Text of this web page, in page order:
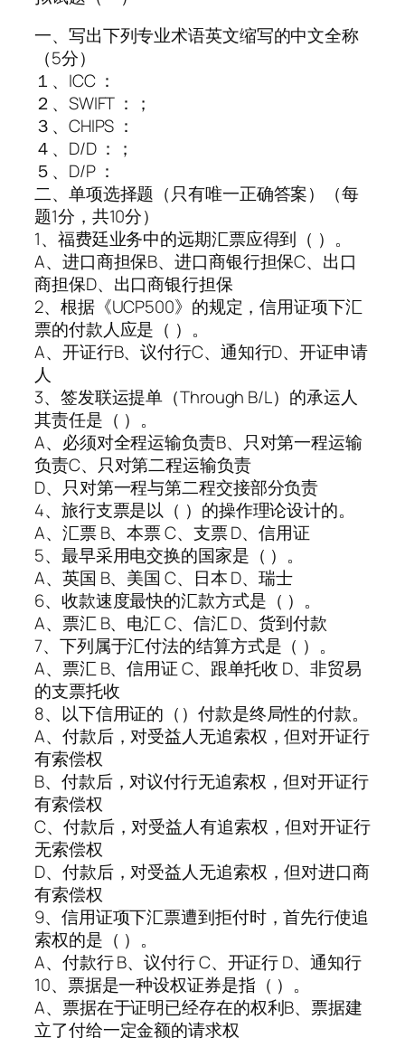
一、写出下列专业术语英文缩写的中文全称
（5分）
１、ICC ：
２、SWIFT ：；
３、CHIPS ：
４、D/D ：；
５、D/P ：
二、单项选择题（只有唯一正确答案）（每
题1分，共10分）
1、福费廷业务中的远期汇票应得到（ ）。
A、进口商担保B、进口商银行担保C、出口
商担保D、出口商银行担保
2、根据《UCP500》的规定，信用证项下汇
票的付款人应是（ ）。
A、开证行B、议付行C、通知行D、开证申请
人
3、签发联运提单（Through B/L）的承运人
其责任是（ ）。
A、必须对全程运输负责B、只对第一程运输
负责C、只对第二程运输负责
D、只对第一程与第二程交接部分负责
4、旅行支票是以（ ）的操作理论设计的。
A、汇票 B、本票 C、支票 D、信用证
5、最早采用电交换的国家是（ ）。
A、英国 B、美国 C、日本 D、瑞士
6、收款速度最快的汇款方式是（ ）。
A、票汇 B、电汇 C、信汇 D、货到付款
7、下列属于汇付法的结算方式是（ ）。
A、票汇 B、信用证 C、跟单托收 D、非贸易
的支票托收
8、以下信用证的（）付款是终局性的付款。
A、付款后，对受益人无追索权，但对开证行
有索偿权
B、付款后，对议付行无追索权，但对开证行
有索偿权
C、付款后，对受益人有追索权，但对开证行
无索偿权
D、付款后，对受益人无追索权，但对进口商
有索偿权
9、信用证项下汇票遭到拒付时，首先行使追
索权的是（ ）。
A、付款行 B、议付行 C、开证行 D、通知行
10、票据是一种设权证券是指（ ）。
A、票据在于证明已经存在的权利B、票据建
立了付给一定金额的请求权